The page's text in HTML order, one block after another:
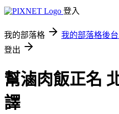
登入
我的部落格 我的部落格後台
登出
幫滷肉飯正名
譯